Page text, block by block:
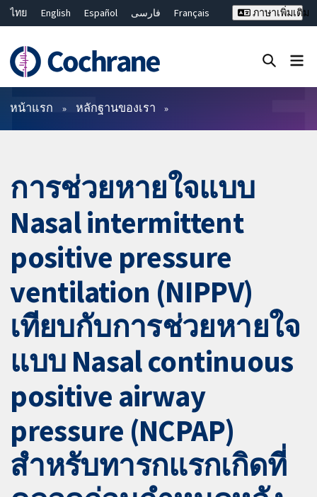
ไทย English Español فارسی
Français
Bahasa Malaysia
繁體中文 简体中文
ภาษาเพิ่มเติม
ตัวกรอง
หน้าแรก หลักฐานของเรา
การช่วยหายใจแบบ
Nasal intermittent
positive pressure
ventilation (NIPPV)
เทียบกับการช่วยหายใจ
แบบ Nasal continuous
positive airway
pressure (NCPAP)
สำหรับทารกแรกเกิดที่